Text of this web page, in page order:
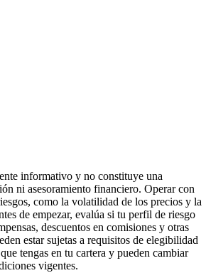
informativo y no constituye una
ni asesoramiento financiero. Operar con
como la volatilidad de los precios y la
de empezar, evalúa si tu perfil de riesgo
descuentos en comisiones y otras
estar sujetas a requisitos de elegibilidad
tengas en tu cartera y pueden cambiar
vigentes.